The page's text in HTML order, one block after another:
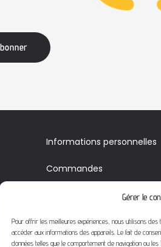
Gérer le
Pour offrir les meilleures expériences, nous utilisons
accéder aux informations des appareils. Le fait de
données telles que le comportement de navigation ou
Informations personnelles
Commandes
Avoirs & Bons de réduction
Vérifier le solde de votre
cadeau